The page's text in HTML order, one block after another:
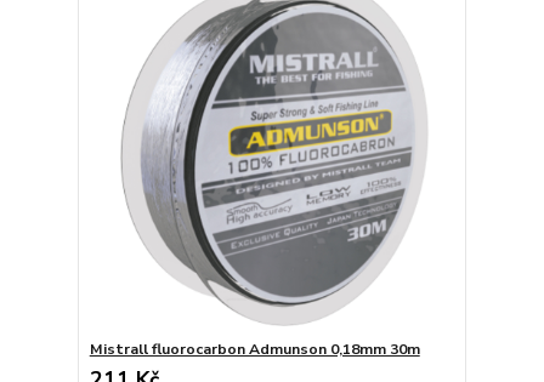
Mistrall fluorocarbon Admunson 0,18mm 30m